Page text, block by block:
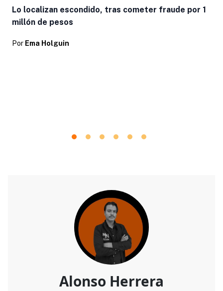
Lo localizan escondido, tras cometer fraude por 1
millón de pesos
Por Ema Holguin
Alonso Herrera